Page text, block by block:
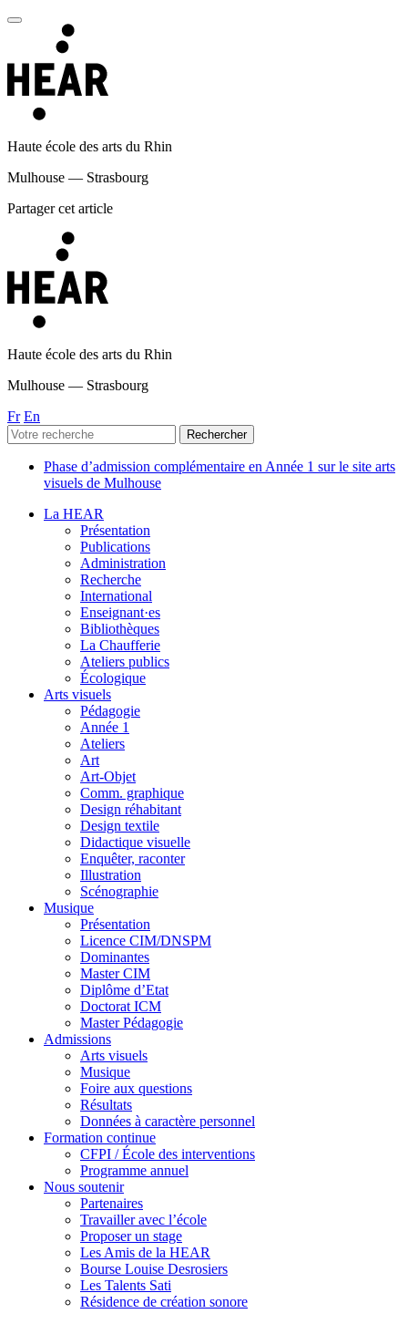
Haute école des arts du Rhin
Mulhouse — Strasbourg
Partager cet article
Haute école des arts du Rhin
Mulhouse — Strasbourg
Fr En
Phase d’admission complémentaire en Année 1 sur le site arts
visuels de Mulhouse
La HEAR
Présentation
Publications
Administration
Recherche
International
Enseignant·es
Bibliothèques
La Chaufferie
Ateliers publics
Écologique
Arts visuels
Pédagogie
Année 1
Ateliers
Art
Art-Objet
Comm. graphique
Design réhabitant
Design textile
Didactique visuelle
Enquêter, raconter
Illustration
Scénographie
Musique
Présentation
Licence CIM/DNSPM
Dominantes
Master CIM
Diplôme d’Etat
Doctorat ICM
Master Pédagogie
Admissions
Arts visuels
Musique
Foire aux questions
Résultats
Données à caractère personnel
Formation continue
CFPI / École des interventions
Programme annuel
Nous soutenir
Partenaires
Travailler avec l’école
Proposer un stage
Les Amis de la HEAR
Bourse Louise Desrosiers
Les Talents Sati
Résidence de création sonore